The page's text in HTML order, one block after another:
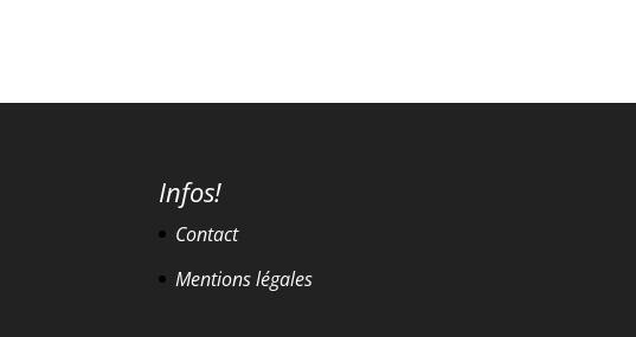
Infos!
Contact
Mentions légales